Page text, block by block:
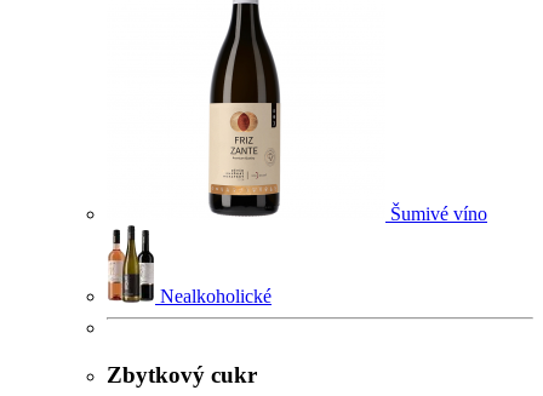
Šumivé víno
Nealkoholické
Zbytkový cukr